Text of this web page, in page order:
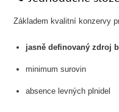
Základem kvalitní konzervy
jasně definovaný zdroj
minimum surovin
absence levných plnidel